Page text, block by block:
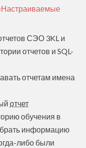
СЭО 3KL и
отчетов и SQL-
отчетам имена
отчет
обучения в
информацию
либо были